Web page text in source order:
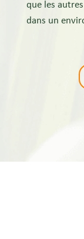
que les
dans un